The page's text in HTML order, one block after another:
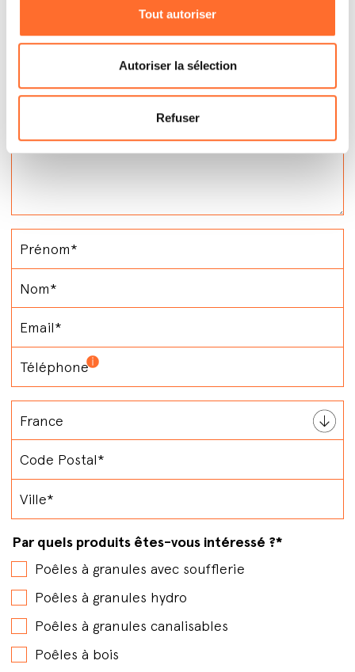
Tout autoriser
Autoriser la sélection
Refuser
Par quels produits êtes-vous intéressé ?*
Poêles à granules avec soufflerie
Poêles à granules hydro
Poêles à granules canalisables
Poêles à bois